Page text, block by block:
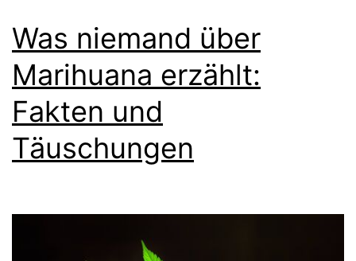
Was niemand über
Marihuana erzählt:
Fakten und
Täuschungen